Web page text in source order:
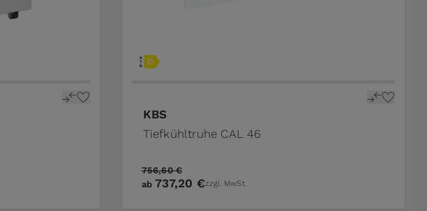
KBS
Tiefkühltruhe CAL 46
ab 737,20 €
756,60 €
zzgl. MwSt.